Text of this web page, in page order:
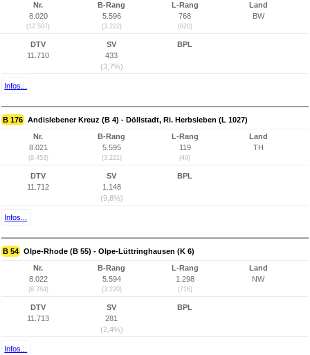
Nr.
8.020
(12.507)
B-Rang
5.596
(3.222)
L-Rang
768
(620)
Land
BW
DTV
11.710
SV
433
(3,7%)
BPL
Infos...
B 176 Andislebener Kreuz (B 4) - Döllstadt, Ri. Herbsleben (L 1027)
Nr.
8.021
(9.453)
B-Rang
5.595
(3.221)
L-Rang
119
(49)
Land
TH
DTV
11.712
SV
1.148
(9,8%)
BPL
Infos...
B 54 Olpe-Rhode (B 55) - Olpe-Lüttringhausen (K 6)
Nr.
8.022
(6.784)
B-Rang
5.594
(3.220)
L-Rang
1.298
(716)
Land
NW
DTV
11.713
SV
281
(2,4%)
BPL
Infos...